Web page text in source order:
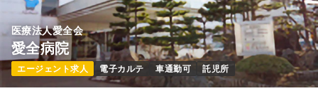
オペ室(手術室)正看護師 一般病院
2交代（常勤）
医療法人愛全会
愛全病院
エージェント求人 電子カルテ 車通勤可 託児所